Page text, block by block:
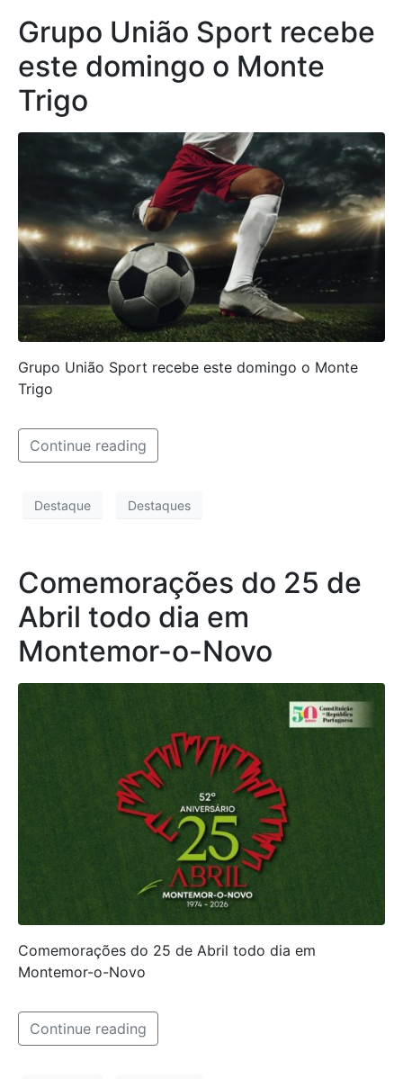
Grupo União Sport recebe
este domingo o Monte
Trigo
Grupo União Sport recebe este domingo o Monte
Trigo
Continue reading
Destaque Destaques
Comemorações do 25 de
Abril todo dia em
Montemor-o-Novo
Comemorações do 25 de Abril todo dia em
Montemor-o-Novo
Continue reading